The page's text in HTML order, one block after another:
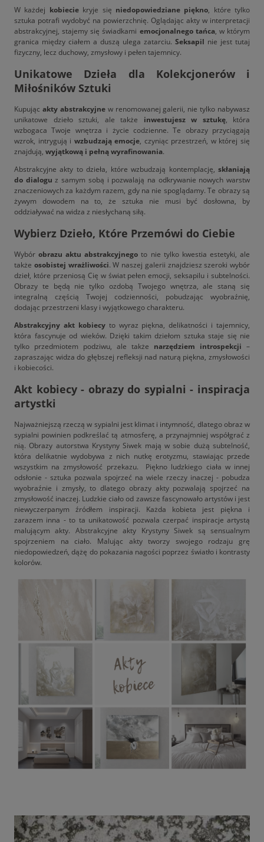
W każdej kobieciekryje się niedopowiedziane piękno, które tylko
sztuka potrafi wydobyć na powierzchnię. Oglądając akty w interpretacji
abstrakcyjnej, stajemy się świadkami emocjonalnego tańca, w którym
granica między ciałem a duszą ulega zatarciu. Seksapil nie jest tutaj
fizyczny, lecz duchowy, zmysłowy i pełen tajemnicy.
Unikatowe Dzieła dla Kolekcjonerów i
Miłośników Sztuki
Kupując akty abstrakcyjnew renomowanej galerii, nie tylko nabywasz
unikatowe dzieło sztuki, ale także inwestujesz w sztukę, która
wzbogaca Twoje wnętrza i życie codzienne. Te obrazy przyciągają
wzrok, intrygują i wzbudzają emocje, czyniąc przestrzeń, w której się
znajdują, wyjątkową i pełną wyrafinowania.
Abstrakcyjne akty to dzieła, które wzbudzają kontemplację, skłaniają
do dialogu z samym sobą i pozwalają na odkrywanie nowych warstw
znaczeniowych za każdym razem, gdy na nie spoglądamy. Te obrazy są
żywym dowodem na to, że sztuka nie musi być dosłowna, by
oddziaływać na widza z niesłychaną siłą.
Wybierz Dzieło, Które Przemówi do Ciebie
Wybórobrazu aktu abstrakcyjnego to nie tylko kwestia estetyki, ale
także osobistej wrażliwości. W naszej galerii znajdziesz szeroki wybór
dzieł, które przeniosą Cię w świat pełen emocji, seksapilu i subtelności.
Obrazy te będą nie tylko ozdobą Twojego wnętrza, ale staną się
integralną częścią Twojej codzienności, pobudzając wyobraźnię,
dodając przestrzeni klasy i wyjątkowego charakteru.
Abstrakcyjny akt kobiecyto wyraz piękna, delikatności i tajemnicy,
która fascynuje od wieków. Dzięki takim dziełom sztuka staje się nie
tylko przedmiotem podziwu, ale także narzędziem introspekcji –
zapraszając widza do głębszej refleksji nad naturą piękna, zmysłowości
i kobiecości.
Akt kobiecy - obrazy do sypialni - inspiracja
artystki
Najważniejszą rzeczą w sypialni jest klimat i intymność, dlatego obraz w
sypialni powinien podkreślać tą atmosferę, a przynajmniej współgrać z
nią. Obrazy autorstwa Krystyny Siwek mają w sobie dużą subtelność,
która delikatnie wydobywa z nich nutkę erotyzmu, stawiając przede
wszystkim na zmysłowość przekazu. Piękno ludzkiego ciała w innej
odsłonie - sztuka pozwala spojrzeć na wiele rzeczy inaczej - pobudza
wyobraźnie i zmysły, to dlatego obrazy akty pozwalają spojrzeć na
zmysłowość inaczej. Ludzkie ciało od zawsze fascynowało artystów i jest
niewyczerpanym źródłem inspiracji. Każda kobieta jest piękna i
zarazem inna - to ta unikatowość pozwala czerpać inspiracje artystą
malującym akty. Abstrakcyjne akty Krystyny Siwek są sensualnym
spojrzeniem na ciało. Malując akty tworzy swojego rodzaju grę
niedopowiedzeń, dążę do pokazania nagości poprzez światło i kontrasty
kolorów.